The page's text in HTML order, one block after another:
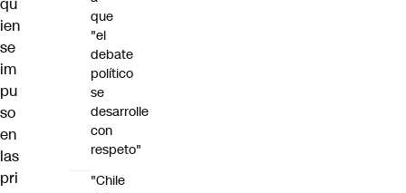
ien
se
im
pu
so
en
las
pri
que
"el
debate
político
se
desarrolle
con
respeto"
"Chile